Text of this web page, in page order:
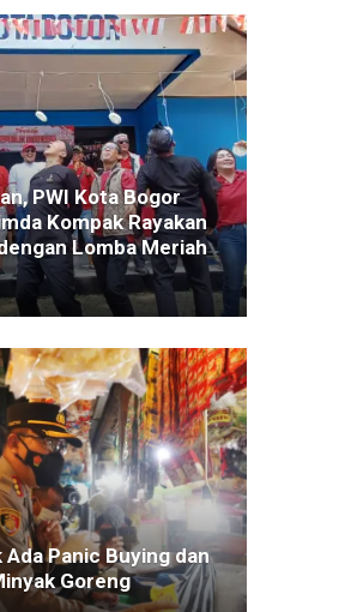
PWI Kota Bogor
Kompak Rayakan
Lomba Meriah
Panic Buying dan
Goreng